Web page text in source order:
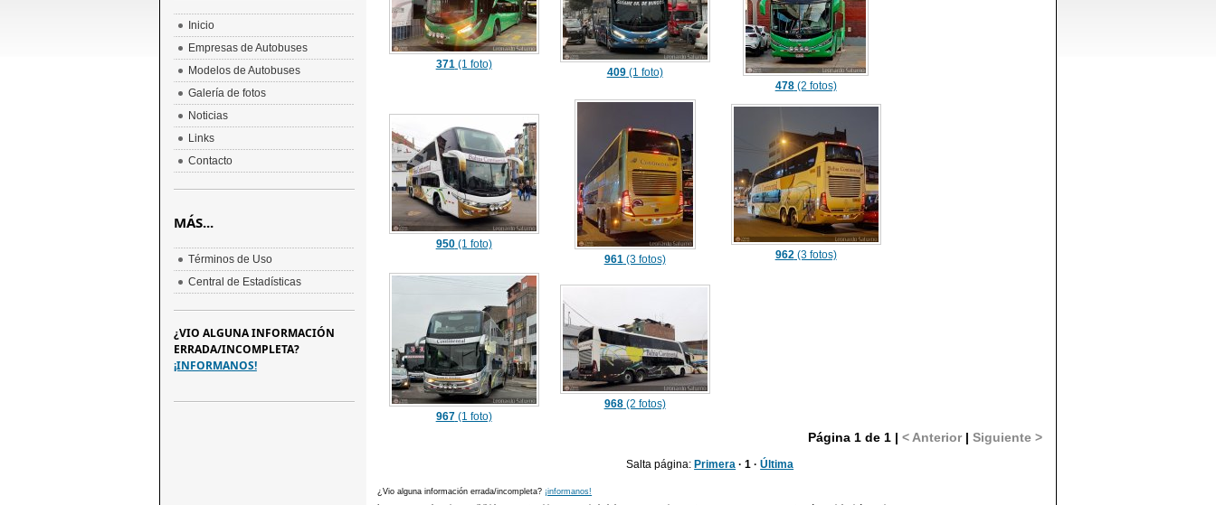
371(1 foto)
409(1 foto)
478(2 fotos)
950(1 foto)
961(3 fotos) 962(3 fotos)
967(1 foto)
968(2 fotos)
Página 1 de 1 |< Anterior|Siguiente >
Salta página: Primera · 1 ·Última
¿Vio alguna información errada/incompleta? ¡informanos!
Inicio
Empresas de Autobuses
Modelos de Autobuses
Galería de fotos
Noticias
Links
Contacto
MÁS...
Términos de Uso
Central de Estadísticas
¿VIO ALGUNA INFORMACIÓN
ERRADA/INCOMPLETA?
¡INFORMANOS!